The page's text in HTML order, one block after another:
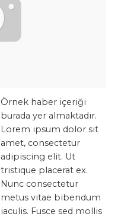
Örnek haber içeriği
burada yer almaktadır.
Lorem ipsum dolor sit
amet, consectetur
adipiscing elit. Ut
tristique placerat ex.
Nunc consectetur
metus vitae bibendum
iaculis. Fusce sed mollis